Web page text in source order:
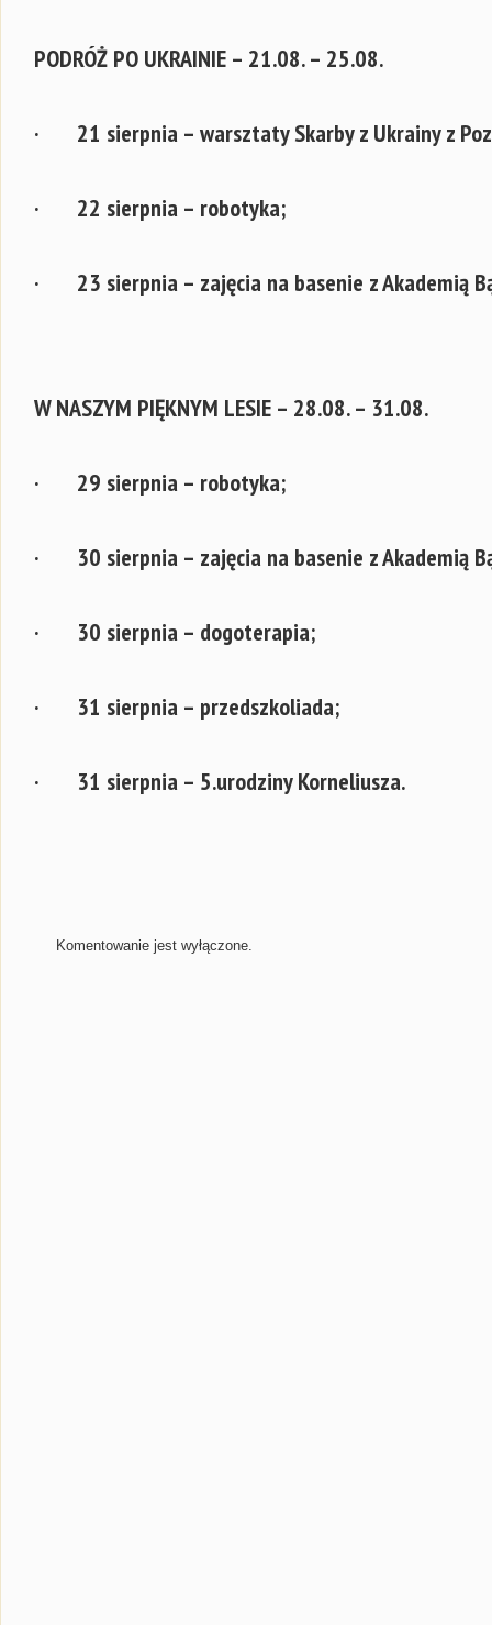
PODRÓŻ PO UKRAINIE – 21.08. – 25.08.
· 21 sierpnia – warsztaty Skarby z Ukrainy z
· 22 sierpnia – robotyka;
· 23 sierpnia – zajęcia na basenie z Akademią
W NASZYM PIĘKNYM LESIE – 28.08. – 31.08.
· 29 sierpnia – robotyka;
· 30 sierpnia – zajęcia na basenie z Akademią
· 30 sierpnia – dogoterapia;
· 31 sierpnia – przedszkoliada;
· 31 sierpnia – 5.urodziny Korneliusza.
Komentowanie jest wyłączone.